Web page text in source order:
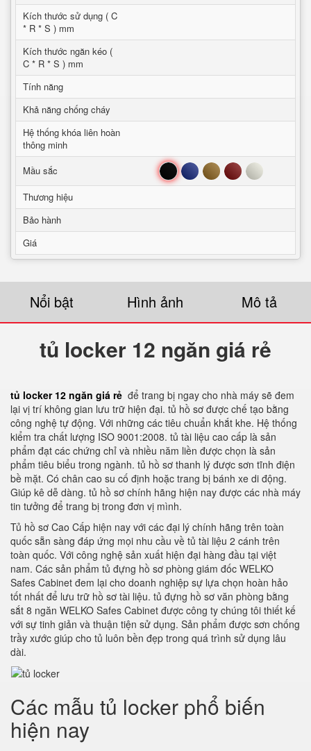
Kích thước sử dụng ( C
* R * S ) mm
Kích thước ngăn kéo (
C * R * S ) mm
Tính năng
Khả năng chống cháy
Hệ thống khóa liên hoàn
thông minh
Mầu sắc
Đen Xanh Nâu Đỏ Trắng
Thương hiệu
Bảo hành
Giá
Nổi bật Hình ảnh Mô tả
tủ locker 12 ngăn giá rẻ
tủ locker 12 ngăn giá rẻ để trang bị ngay cho nhà máy sẽ đem
lại vị trí không gian lưu trữ hiện đại. tủ hồ sơ được chế tạo bằng
công nghệ tự động. Với những các tiêu chuẩn khắt khe. Hệ thống
kiểm tra chất lượng ISO 9001:2008. tủ tài liệu cao cấp là sản
phẩm đạt các chứng chỉ và nhiều năm liền được chọn là sản
phẩm tiêu biểu trong ngành. tủ hồ sơ thanh lý được sơn tĩnh điện
bề mặt. Có chân cao su cố định hoặc trang bị bánh xe di động.
Giúp kê dễ dàng. tủ hồ sơ chính hãng hiện nay được các nhà máy
tin tưởng để trang bị trong đơn vị mình.
Tủ hồ sơ Cao Cấp hiện nay với các đại lý chính hãng trên toàn
quốc sẵn sàng đáp ứng mọi nhu cầu về tủ tài liệu 2 cánh trên
toàn quốc. Với công nghệ sản xuất hiện đại hàng đầu tại việt
nam. Các sản phẩm tủ đựng hồ sơ phòng giám đốc WELKO
Safes Cabinet đem lại cho doanh nghiệp sự lựa chọn hoàn hảo
tốt nhất để lưu trữ hồ sơ tài liệu. tủ đựng hồ sơ văn phòng bằng
sắt 8 ngăn WELKO Safes Cabinet được công ty chúng tôi thiết kế
với sự tinh giản và thuận tiện sử dụng. Sản phẩm được sơn chống
trầy xước giúp cho tủ luôn bền đẹp trong quá trình sử dụng lâu
dài.
Các mẫu tủ locker phổ biến
hiện nay